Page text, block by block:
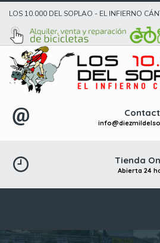
LOS 10.000 DEL SOPLAO - EL INFIERNO
Tienda
Abierta 24